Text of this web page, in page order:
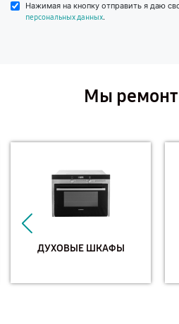
Нажимая на кнопку отправить я даю
персональных данных.
Мы
ДУХОВЫЕ ШКАФЫ